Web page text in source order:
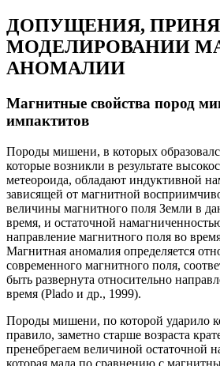
ДОПУЩЕНИЯ,
МОДЕЛИРОВАНИИ
АНОМАЛИИ
Магнитные свойства пород
импактитов
Породы мишени, в которых
которые возникли в результате
метеороида, обладают индуктивной
зависящей от магнитной
величины магнитного поля Земли в
время, и остаточной
направление магнитного поля во
Магнитная аномалия определяется
современного магнитного поля,
быть развернута относительно
время (Plado и др., 1999).
Породы мишени, по которой ударило
правило, заметно старше возраста
пренебрегаем величиной остаточной
которая мала по сравнению с